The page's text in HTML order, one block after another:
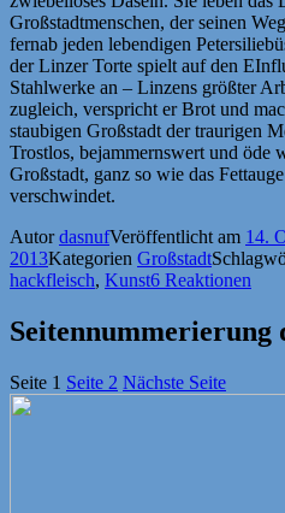
Großstadtmenschen, der seinen
fernab jeden lebendigen
der Linzer Torte spielt auf den
Stahlwerke an – Linzens größter
zugleich, verspricht er Brot und
staubigen Großstadt der traurigen
Trostlos, bejammernswert und öde
Großstadt, ganz so wie das
verschwindet.
AutordasnufVeröffentlicht am 14.
2013Kategorien Großstadt
hackfleisch, Kunst6 Reaktionen
Seitennummerierung
Seite 1 Seite 2 Nächste Seite